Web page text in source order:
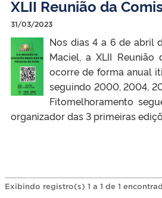
XLII Reunião da
31/03/2023
Nos dias 4 a 6 de abril
Maciel, a XLII Reunião
ocorre de forma anual
seguindo 2000, 2004,
Fitomelhoramento
organizador das 3 primeiras
Exibindo registro(s) 1 a 1 de 1